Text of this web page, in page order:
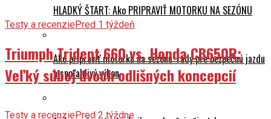
HLADKÝ ŠTART: Ako PRIPRAVIŤ MOTORKU NA SEZÓNU
Ako pripraviť motorku na sezónu: rady pre bezpečnú jazdu
a spoľahlivý výkon
Testy a recenziePred 1 týždeň
Triumph Trident 660 vs. Honda CB650R:
Veľký súboj dvoch odlišných koncepcií
Testy a recenziePred 2 týždne